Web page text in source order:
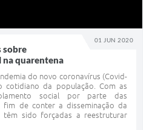
01 JUN 2020
sobre
na quarentena
do novo coronavírus (Covid-
cotidiano da população. Com as
social por parte das
fim de conter a disseminação da
têm sido forçadas a reestruturar